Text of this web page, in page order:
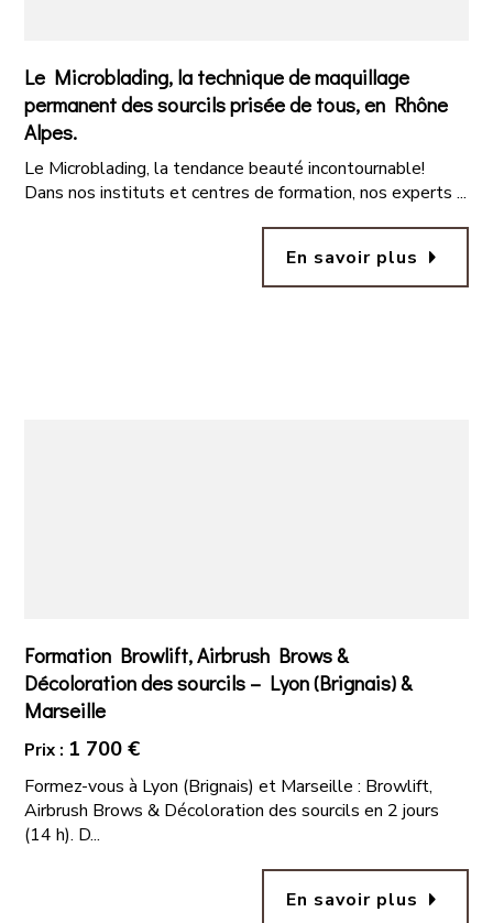
Le Microblading, la technique de maquillage
permanent des sourcils prisée de tous, en Rhône
Alpes.
Le Microblading, la tendance beauté incontournable!
Dans nos instituts et centres de formation, nos experts ...
En savoir plus arrow_right
Formation Browlift, Airbrush Brows &
Décoloration des sourcils – Lyon (Brignais) &
Marseille
Prix : 1 700 €
Formez-vous à Lyon (Brignais) et Marseille : Browlift,
Airbrush Brows & Décoloration des sourcils en 2 jours
(14 h). D...
En savoir plus arrow_right